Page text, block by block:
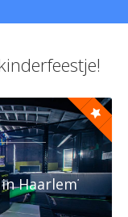
Haarlem? Vier